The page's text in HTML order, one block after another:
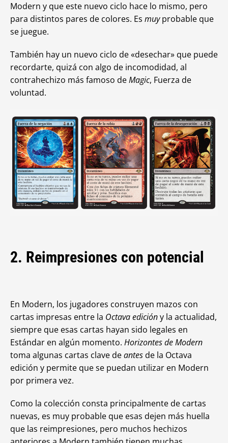
Modern y que este nuevo ciclo hace lo mismo, pero
para distintos pares de colores. Es muyprobable que
se juegue.
También hay un nuevo ciclo de «desechar» que puede
recordarte, quizá con algo de incomodidad, al
contrahechizo más famoso deMagic, Fuerza de
voluntad.
2. Reimpresiones con potencial
En Modern, los jugadores construyen mazos con
cartas impresas entre la Octava edicióny la actualidad,
siempre que esas cartas hayan sido legales en
Estándar en algún momento. Horizontes de Modern
toma algunas cartas clave deantes de la Octava
edición y permite que se puedan utilizar en Modern
por primera vez.
Como la colección consta principalmente de cartas
nuevas, es muy probable que esas dejen más huella
que las reimpresiones, pero muchos hechizos